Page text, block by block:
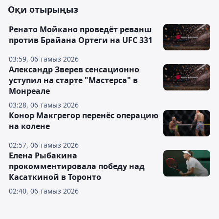
Оқи отырыңыз
03:59, 06 тамыз 2026
Ренато Мойкано проведёт реванш
против Брайана Ортеги на UFC 331
03:28, 06 тамыз 2026
Александр Зверев сенсационно
уступил на старте "Мастерса" в
Монреале
02:57, 06 тамыз 2026
Конор Макгрегор перенёс операцию
на колене
02:40, 06 тамыз 2026
Елена Рыбакина
прокомментировала победу над
Касаткиной в Торонто